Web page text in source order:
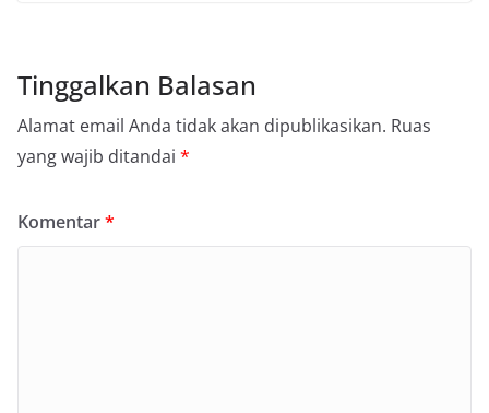
Tinggalkan Balasan
Alamat email Anda tidak akan dipublikasikan. Ruas
yang wajib ditandai *
Komentar*